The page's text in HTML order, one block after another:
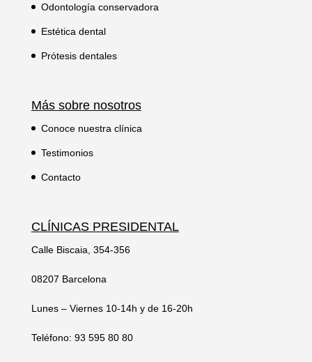
Odontología conservadora
Estética dental
Prótesis dentales
Más sobre nosotros
Conoce nuestra clínica
Testimonios
Contacto
CLÍNICAS PRESIDENTAL
Calle Biscaia, 354-356
08207 Barcelona
Lunes – Viernes 10-14h y de 16-20h
Teléfono: 93 595 80 80